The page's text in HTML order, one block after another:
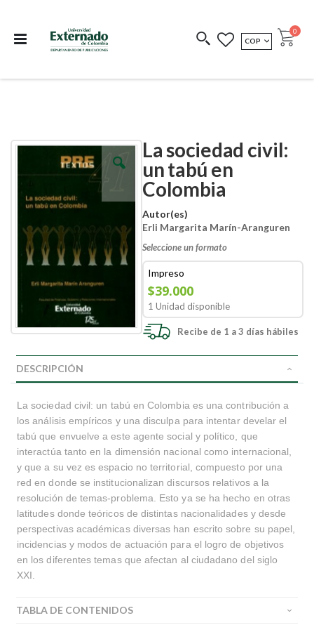
COEDICIONES REDIMIR CÓDIGO
MONEDA
COP Cart
0
La sociedad civil:
un tabú en
Colombia
Autor(es)
Erli Margarita Marín-Aranguren
Seleccione un formato
Impreso
$39.000
1 Unidad disponible
Recibe de 1 a 3 días hábiles
Skip
gallery
Skip
gallery
DESCRIPCIÓN
La sociedad civil: un tabú en Colombia es una contribución a
los análisis empíricos y una disculpa para intentar develar el
tabú que envuelve a este agente social y político, que
interactúa tanto en la dimensión nacional como internacional,
y que a su vez es espacio no territorial, compuesto por una
red en donde se institucionalizan discursos relativos a la
resolución de temas-problema. Esto ya se ha hecho en otras
latitudes donde teóricos de distintas nacionalidades y desde
perspectivas académicas diversas han escrito sobre su papel,
incidencias y modos de actuación para el logro de objetivos
en los diferentes temas que afectan al ciudadano del siglo
XXI.
TABLA DE CONTENIDOS